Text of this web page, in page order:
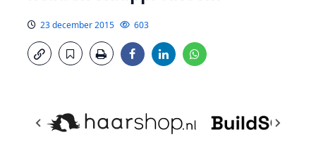
23 december 2015 603